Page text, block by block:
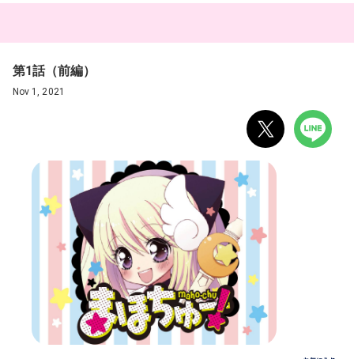
第1話（前編）
Nov 1, 2021